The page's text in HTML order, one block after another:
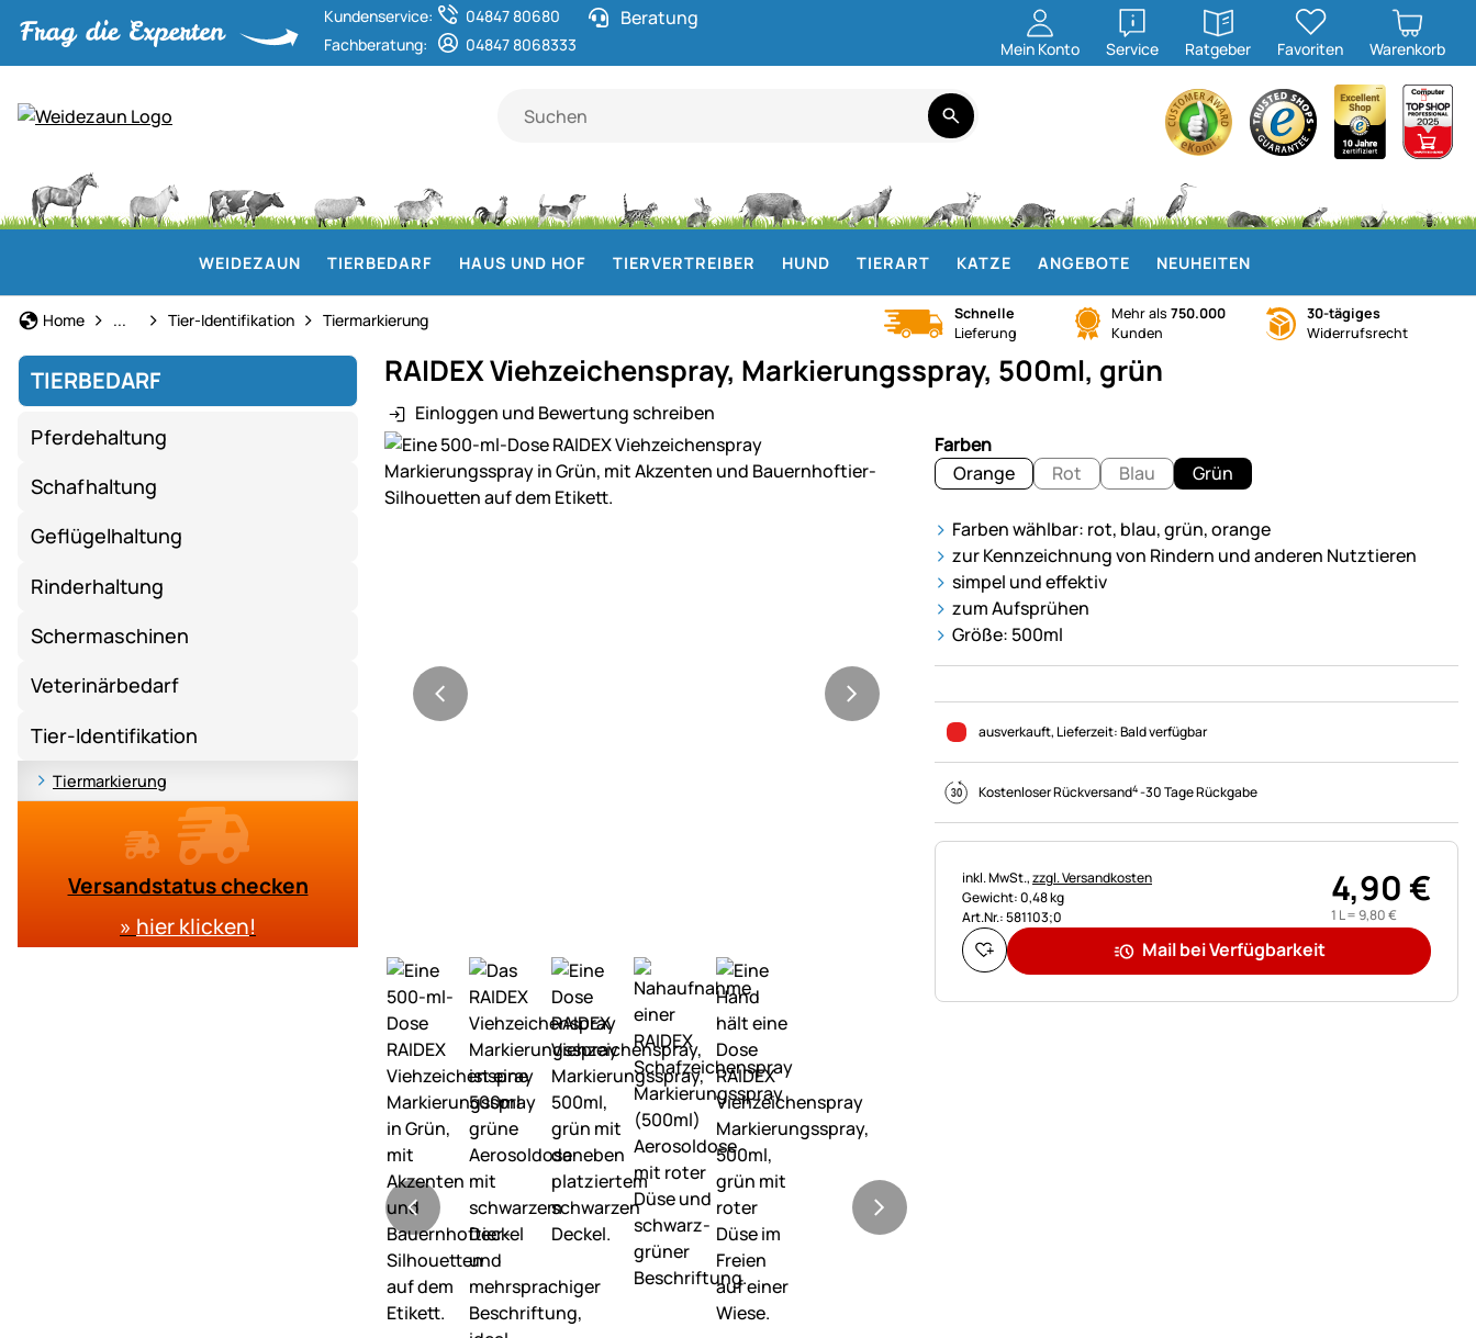
Kundenservice:
04847 80680
Fachberatung:
04847 8068333
Beratung
Mein Konto Service
öffnen
Ratgeber
öffnen
Favoriten Warenkorb
WEIDEZAUN TIERBEDARF HAUS UND HOF TIERVERTREIBER HUND TIERART KATZE ANGEBOTE NEUHEITEN
Home Tierbedarf
... Tier-Identifikation Tiermarkierung
Schnelle
Lieferung
Mehr als 750.000
Kunden
30-tägiges
Widerrufsrecht
TIERBEDARF
Pferdehaltung
Schafhaltung
Geflügelhaltung
Rinderhaltung
Schermaschinen
Veterinärbedarf
Tier-Identifikation
Tiermarkierung
Versandstatus checken
» hier klicken!
RAIDEX Viehzeichenspray, Markierungsspray, 500ml, grün
Einloggen und Bewertung schreiben
Produktgalerie
Farben
Orange
Rot Blau Grün
Farben wählbar: rot, blau, grün, orange
zur Kennzeichnung von Rindern und anderen Nutztieren
simpel und effektiv
zum Aufsprühen
Größe: 500ml
ausverkauft, Lieferzeit:Bald verfügbar
Kostenloser Rückversand4-30 Tage Rückgabe
Steuerhinweis:
inkl. MwSt.,zzgl. Versandkosten
Gewicht: 0,48 kg
Art.Nr.: 581103;0
4,90€
1 L =9,80€
Mail bei Verfügbarkeit